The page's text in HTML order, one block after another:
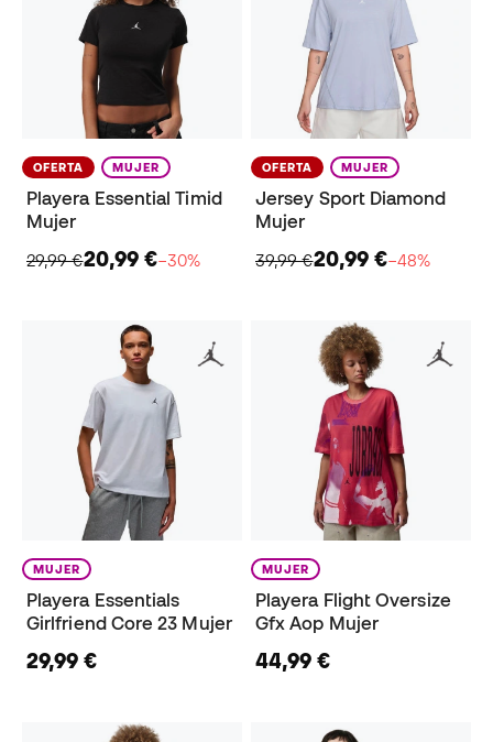
OFERTA MUJER
Playera Essential Timid
Mujer
29,99 €20,99 €−30%
OFERTA MUJER
Jersey Sport Diamond
Mujer
39,99 €20,99 €−48%
MUJER
Playera Essentials
Girlfriend Core 23 Mujer
29,99 €
MUJER
Playera Flight Oversize
Gfx Aop Mujer
44,99 €